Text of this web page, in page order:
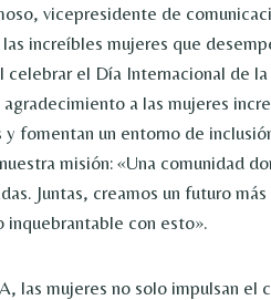
, vicepresidente de
increíbles mujeres que
celebrar el Día Internacional de
agradecimiento a las mujeres
y fomentan un entorno de
misión: «Una comunidad
Juntas, creamos un futuro
inquebrantable con esto».
las mujeres no solo impulsan